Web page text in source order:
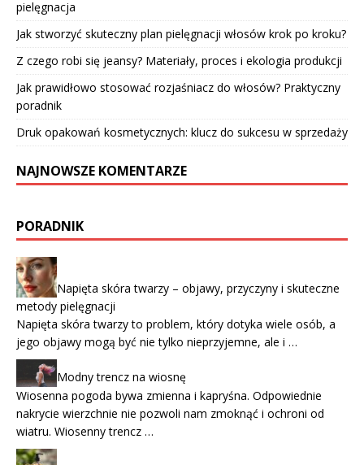
pielęgnacja
Jak stworzyć skuteczny plan pielęgnacji włosów krok po kroku?
Z czego robi się jeansy? Materiały, proces i ekologia produkcji
Jak prawidłowo stosować rozjaśniacz do włosów? Praktyczny
poradnik
Druk opakowań kosmetycznych: klucz do sukcesu w sprzedaży
NAJNOWSZE KOMENTARZE
PORADNIK
Napięta skóra twarzy – objawy, przyczyny i skuteczne
metody pielęgnacji
Napięta skóra twarzy to problem, który dotyka wiele osób, a
jego objawy mogą być nie tylko nieprzyjemne, ale i …
Modny trencz na wiosnę
Wiosenna pogoda bywa zmienna i kapryśna. Odpowiednie
nakrycie wierzchnie nie pozwoli nam zmoknąć i ochroni od
wiatru. Wiosenny trencz …